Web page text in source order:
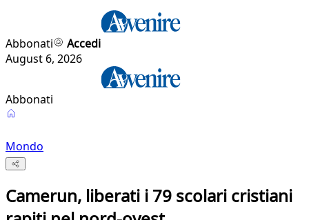
Abbonati
Accedi
August 6, 2026
Abbonati
Mondo
Camerun, liberati i 79 scolari cristiani